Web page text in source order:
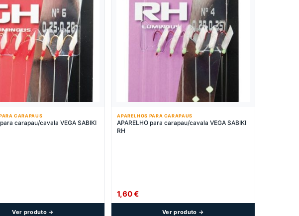
CARAPAUS
carapau/cavala VEGA SABIKI
Ver produto →
APARELHOS PARA CARAPAUS
APARELHO para carapau/cavala VEGA SABIKI
RH
1,60€
Ver produto →